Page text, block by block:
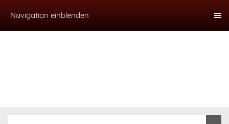
Navigation einblenden